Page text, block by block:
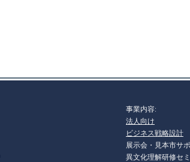
事業内容:
法人向け
ビジネス戦略設計
展示会・見本市サ
異文化理解研修セ